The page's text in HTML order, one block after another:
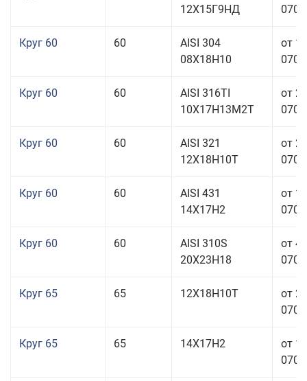
12Х15Г9НД
Круг 60 60
AISI 304
08Х18Н10
от
Круг 60 60
AISI 316TI
10Х17Н13М2Т
от
Круг 60 60
AISI 321
12Х18Н10Т
от
Круг 60 60
AISI 431
14Х17Н2
от
Круг 60 60
AISI 310S
20Х23Н18
от
Круг 65 65 12Х18Н10Т
от
Круг 65 65 14Х17Н2
от